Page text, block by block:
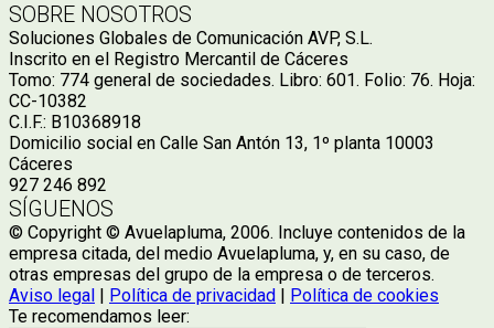
SOBRE NOSOTROS
Soluciones Globales de Comunicación AVP, S.L.
Inscrito en el Registro Mercantil de Cáceres
Tomo: 774 general de sociedades. Libro: 601. Folio: 76. Hoja:
CC-10382
C.I.F.: B10368918
Domicilio social en Calle San Antón 13, 1º planta 10003
Cáceres
927 246 892
SÍGUENOS
© Copyright © Avuelapluma, 2006. Incluye contenidos de la
empresa citada, del medio Avuelapluma, y, en su caso, de
otras empresas del grupo de la empresa o de terceros.
Aviso legal | Política de privacidad | Política de cookies
Te recomendamos leer: